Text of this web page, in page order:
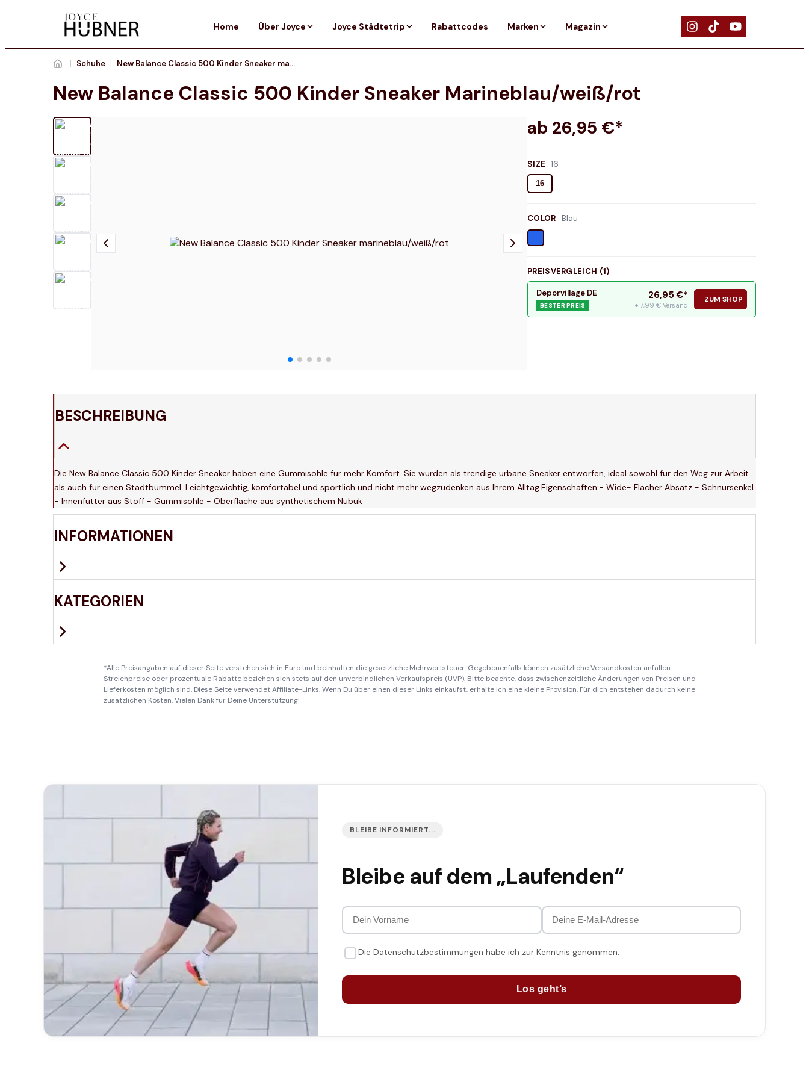
Home Über Joyce Joyce Städtetrip Rabattcodes Marken Magazin
| Schuhe | New Balance Classic 500 Kinder Sneaker marineblau/weiß/rot
New Balance Classic 500 Kinder Sneaker Marineblau/weiß/rot
ab 26,95 €*
SIZE :16
16
COLOR : Blau
PREISVERGLEICH (1)
Deporvillage DE
BESTER PREIS
26,95 €*
+ 7,99 € Versand
ZUM SHOP
BESCHREIBUNG
Die New Balance Classic 500 Kinder Sneaker haben eine Gummisohle für mehr Komfort. Sie wurden als trendige urbane Sneaker entworfen, ideal sowohl für den Weg zur Arbeit
als auch für einen Stadtbummel. Leichtgewichtig, komfortabel und sportlich und nicht mehr wegzudenken aus Ihrem Alltag.Eigenschaften:- Wide- Flacher Absatz - Schnürsenkel
- Innenfutter aus Stoff - Gummisohle - Oberfläche aus synthetischem Nubuk
INFORMATIONEN
KATEGORIEN
*Alle Preisangaben auf dieser Seite verstehen sich in Euro und beinhalten die gesetzliche Mehrwertsteuer. Gegebenenfalls können zusätzliche Versandkosten anfallen.
Streichpreise oder prozentuale Rabatte beziehen sich stets auf den unverbindlichen Verkaufspreis (UVP). Bitte beachte, dass zwischenzeitliche Änderungen von Preisen und
Lieferkosten möglich sind. Diese Seite verwendet Affiliate-Links. Wenn Du über einen dieser Links einkaufst, erhalte ich eine kleine Provision. Für dich entstehen dadurch keine
zusätzlichen Kosten. Vielen Dank für Deine Unterstützung!
BLEIBE INFORMIERT...
Bleibe auf dem „Laufenden“
Die Datenschutzbestimmungen habe ich zur Kenntnis genommen.
Los geht’s